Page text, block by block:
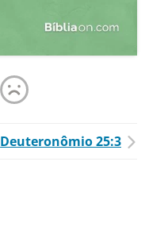
Deuteronômio 25:3